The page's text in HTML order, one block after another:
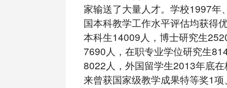
家输送了大量人才。学校1997年
国本科教学工作水平评估均获得
本科生14009人，博士研究生
7690人，在职专业学位研究生
8022人，外国留学生2013年底
来曾获国家级教学成果特等奖1